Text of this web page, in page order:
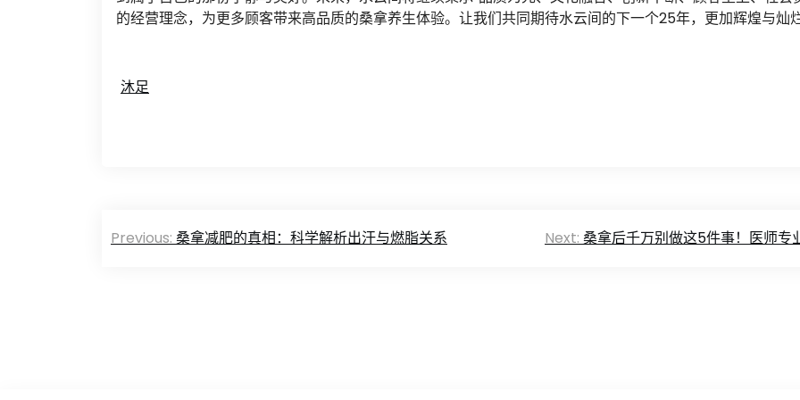
的经营理念，为更多顾客带来高品质的桑拿养生体验。让我们共同期待水云间的下一个25年，更加辉煌与灿烂
沐足
章
Previous: 桑拿减肥的真相：科学解析出汗与燃脂关系 Next: 桑拿后千万别做这5件事！医师专